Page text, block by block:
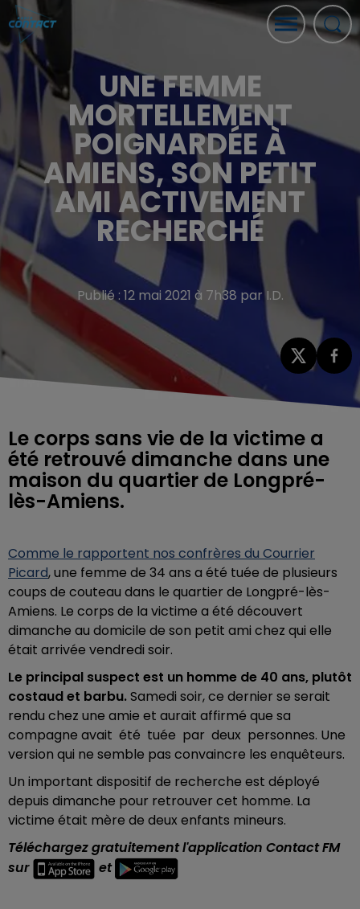
UNE FEMME
MORTELLEMENT
POIGNARDÉE À
AMIENS, SON PETIT
AMI ACTIVEMENT
RECHERCHÉ
Publié : 12 mai 2021 à 7h38 par I.D.
Le corps sans vie de la victime a
été retrouvé dimanche dans une
maison du quartier de Longpré-
lès-Amiens.
Comme le rapportent nos confrères du Courrier
Picard, une femme de 34 ans a été tuée de plusieurs
coups de couteau dans le quartier de Longpré-lès-
Amiens. Le corps de la victime a été découvert
dimanche au domicile de son petit ami chez qui elle
était arrivée vendredi soir.
Le principal suspect est un homme de 40 ans, plutôt
costaud et barbu.Samedi soir, ce dernier se serait
rendu chez une amie et aurait affirmé que sa
compagne avait été tuée par deux personnes. Une
version qui ne semble pas convaincre les enquêteurs.
Un important dispositif de recherche est déployé
depuis dimanche pour retrouver cet homme. La
victime était mère de deux enfants mineurs.
Téléchargez gratuitement l'application Contact FM
sur
et